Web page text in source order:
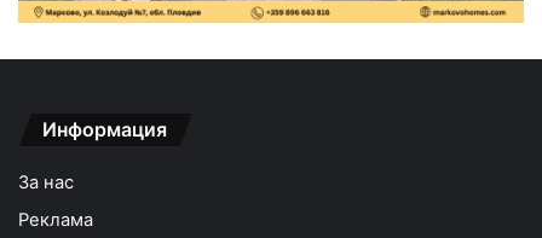
Информация
За нас
Реклама